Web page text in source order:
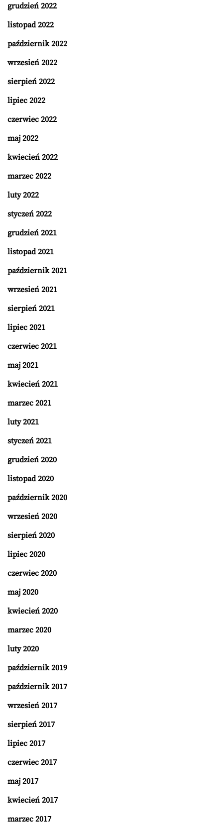
grudzień 2022
listopad 2022
październik 2022
wrzesień 2022
sierpień 2022
lipiec 2022
czerwiec 2022
maj 2022
kwiecień 2022
marzec 2022
luty 2022
styczeń 2022
grudzień 2021
listopad 2021
październik 2021
wrzesień 2021
sierpień 2021
lipiec 2021
czerwiec 2021
maj 2021
kwiecień 2021
marzec 2021
luty 2021
styczeń 2021
grudzień 2020
listopad 2020
październik 2020
wrzesień 2020
sierpień 2020
lipiec 2020
czerwiec 2020
maj 2020
kwiecień 2020
marzec 2020
luty 2020
październik 2019
październik 2017
wrzesień 2017
sierpień 2017
lipiec 2017
czerwiec 2017
maj 2017
kwiecień 2017
marzec 2017